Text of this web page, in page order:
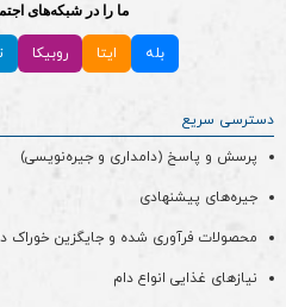
ما را در شبکه‌های
بله ایتا روبیکا
دسترسی سریع
پرسش و پاسخ (دامداری و جیره‌نویسی)
جیره‌های پیشنهادی
محصولات فرآوری شده و جایگزین خوراک
نیازهای غذایی انواع دام